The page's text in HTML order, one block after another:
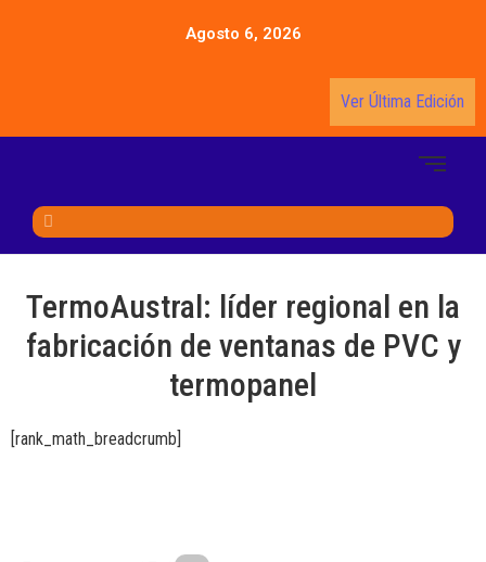
Agosto 6, 2026
Ver Última Edición
TermoAustral: líder regional en la
fabricación de ventanas de PVC y
termopanel
[rank_math_breadcrumb]